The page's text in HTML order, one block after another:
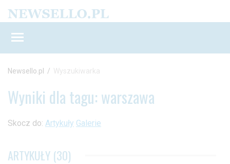
Newsello.pl / Wyszukiwarka
Wyniki dla tagu: warszawa
Skocz do: Artykuły Galerie
ARTYKUŁY (30)